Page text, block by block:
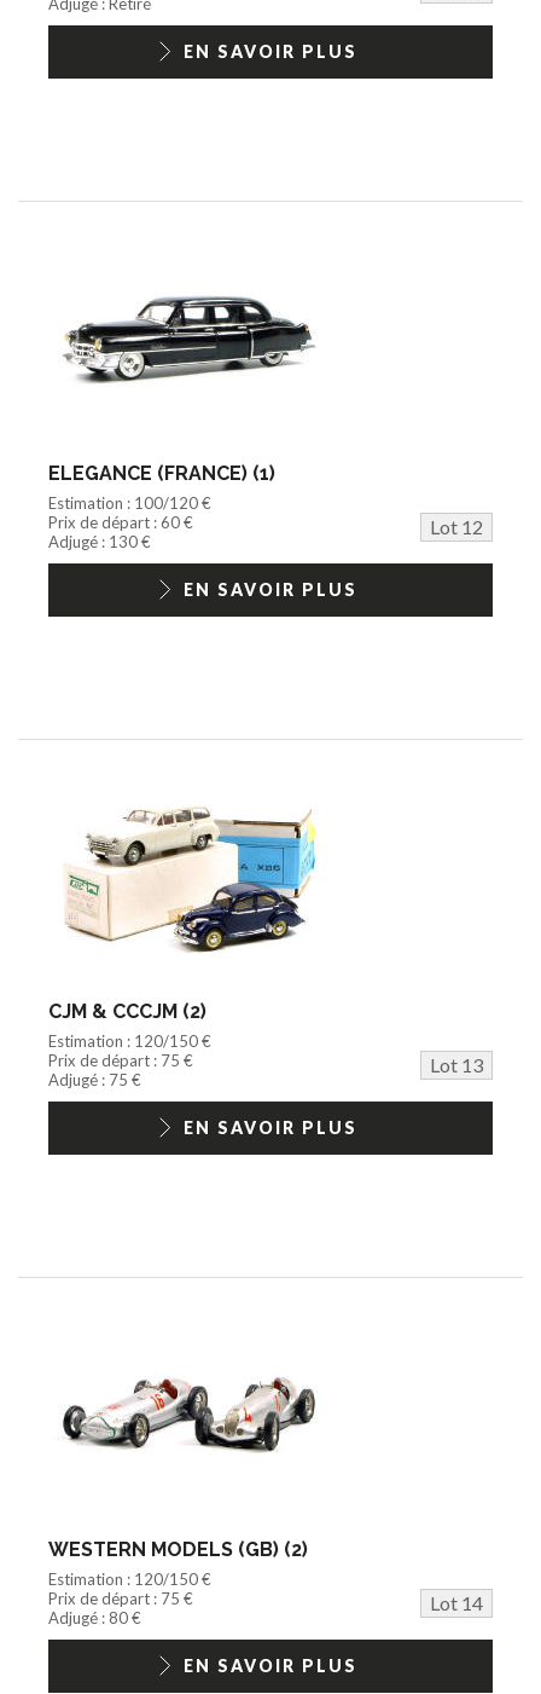
EN SAVOIR PLUS
ELEGANCE (FRANCE) (1)
Estimation : 100/120 €
Prix de départ : 60 €
Lot 12
Adjugé : 130 €
EN SAVOIR PLUS
CJM & CCCJM (2)
Estimation : 120/150 €
Prix de départ : 75 €
Lot 13
Adjugé : 75 €
EN SAVOIR PLUS
WESTERN MODELS (GB) (2)
Estimation : 120/150 €
Prix de départ : 75 €
Lot 14
Adjugé : 80 €
EN SAVOIR PLUS